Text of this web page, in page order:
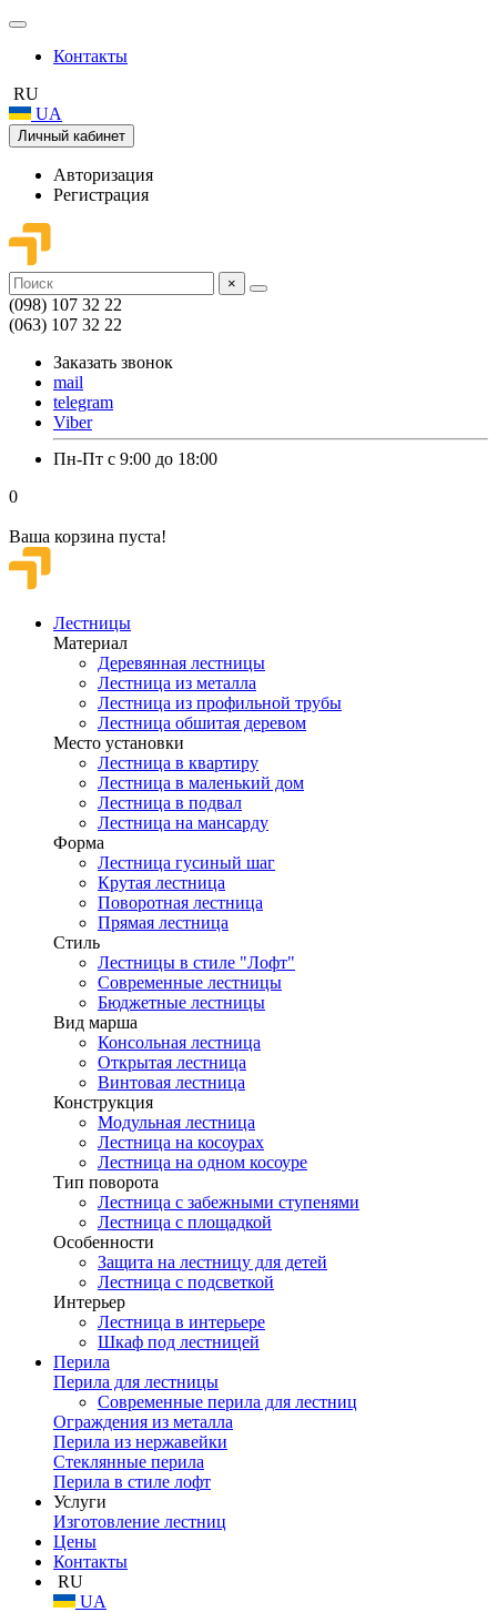
Контакты
RU
UA
Личный кабинет
Авторизация
Регистрация
×
(098) 107 32 22
(063) 107 32 22
Заказать звонок
mail
telegram
Viber
Пн-Пт с 9:00 до 18:00
0
Ваша корзина пуста!
Лестницы
Материал
Деревянная лестницы
Лестница из металла
Лестница из профильной трубы
Лестница обшитая деревом
Место установки
Лестница в квартиру
Лестница в маленький дом
Лестница в подвал
Лестница на мансарду
Форма
Лестница гусиный шаг
Крутая лестница
Поворотная лестница
Прямая лестница
Стиль
Лестницы в стиле "Лофт"
Современные лестницы
Бюджетные лестницы
Вид марша
Консольная лестница
Открытая лестница
Винтовая лестница
Конструкция
Модульная лестница
Лестница на косоурах
Лестница на одном косоуре
Тип поворота
Лестница с забежными ступенями
Лестница с площадкой
Особенности
Защита на лестницу для детей
Лестница с подсветкой
Интерьер
Лестница в интерьере
Шкаф под лестницей
Перила
Перила для лестницы
Современные перила для лестниц
Ограждения из металла
Перила из нержавейки
Стеклянные перила
Перила в стиле лофт
Услуги
Изготовление лестниц
Цены
Контакты
RU
UA